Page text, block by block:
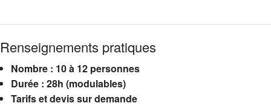
Renseignements pratiques
Nombre : 10 à 12 personnes
Durée : 28h (modulables)
Tarifs et devis sur demande